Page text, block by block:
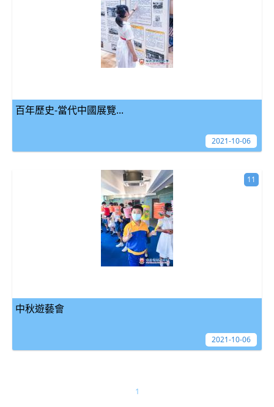
百年歷史-當代中國展覽...
2021-10-06
中秋遊藝會
11
2021-10-06
1